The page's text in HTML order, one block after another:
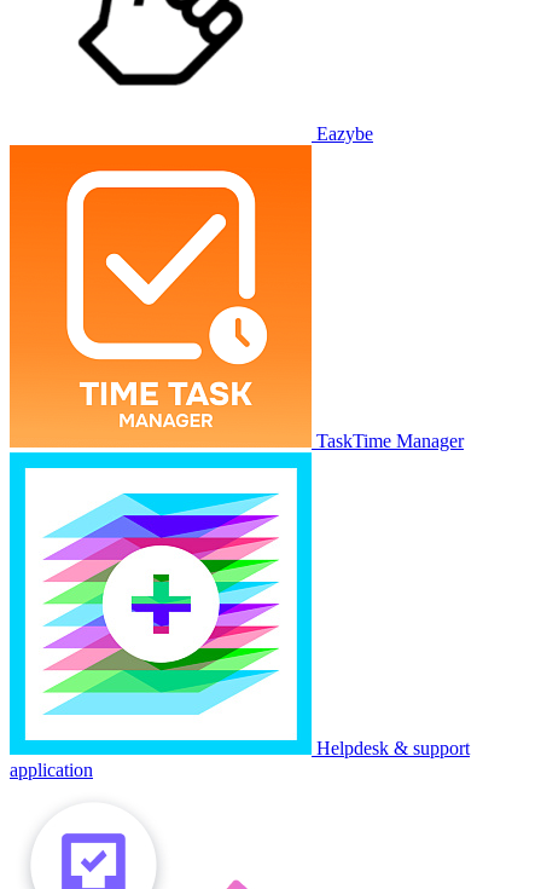
Eazybe
TaskTime Manager
Helpdesk & support
application